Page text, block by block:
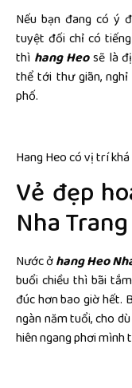
Nếu bạn đang có ý
tuyệt đối chỉ có
thì hang Heosẽ là
thể tới thư giãn,
phố.
Hang Heo có vị trí
Vẻ đẹp
Nha Trang
Nước ởhang Heo
buổi chiều thì bãi
đúc hơn bao giờ hết.
ngàn năm tuổi, cho
hiên ngang phơi mình